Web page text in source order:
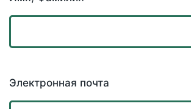
Электронная почта